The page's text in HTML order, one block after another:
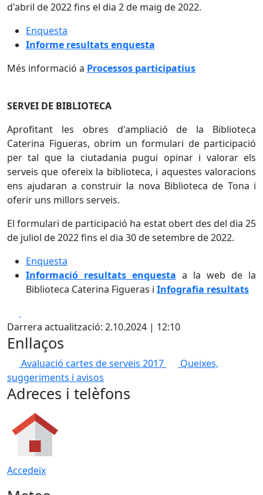
d'abril de 2022 fins el dia 2 de maig de 2022.
Enquesta
Informe resultats enquesta
Més informació a Processos participatius
SERVEI DE BIBLIOTECA
Aprofitant les obres d'ampliació de la Biblioteca
Caterina Figueras, obrim un formulari de participació
per tal que la ciutadania pugui opinar i valorar els
serveis que ofereix la biblioteca, i aquestes valoracions
ens ajudaran a construir la nova Biblioteca de Tona i
oferir uns millors serveis.
El formulari de participació ha estat obert des del dia 25
de juliol de 2022 fins el dia 30 de setembre de 2022.
Enquesta
Informació resultats enquesta a la web de la
Biblioteca Caterina Figueras i Infografia resultats
Darrera actualització: 2.10.2024 | 12:10
Enllaços
Avaluació cartes de serveis 2017
Queixes,
suggeriments i avisos
Adreces i telèfons
Accedeix